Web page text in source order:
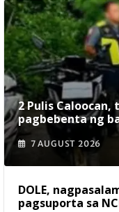
2 Pulis
pagbebenta ng
7 AUGUST 2026
DOLE,
pagsuporta sa